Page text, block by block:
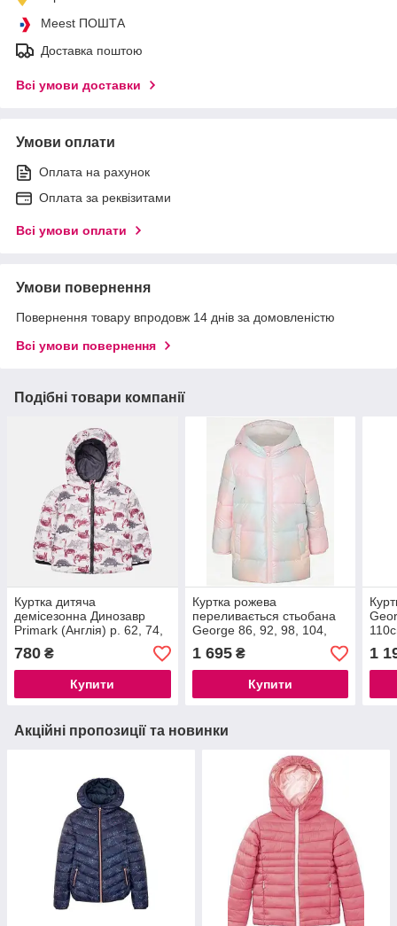
Meest ПОШТА
Доставка поштою
Всі умови доставки
Умови оплати
Оплата на рахунок
Оплата за реквізитами
Всі умови оплати
Умови повернення
Повернення товару впродовж 14 днів за домовленістю
Всі умови повернення
Подібні товари компанії
Куртка дитяча
демісезонна Динозавр
Primark (Англія) р. 62, 74,
80, 86см
780 ₴
Купити
Куртка рожева
переливається стьобана
George 86, 92, 98, 104,
110, 116см
1 695₴
Купити
1
Акційні пропозиції та новинки